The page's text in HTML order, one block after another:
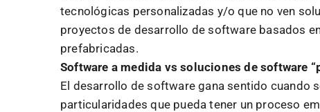
tecnológicas personalizadas y/o que no ven
proyectos de desarrollo de software basados
prefabricadas.
Software a medida vs soluciones de software
El desarrollo de software gana sentido cuando
particularidades que pueda tener un proceso